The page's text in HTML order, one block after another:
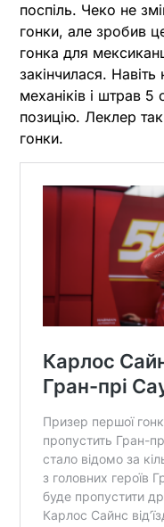
поспіль. Чеко не
гонки, але зробив
гонка для
закінчилася. Навіть
механіків і штрав
позицію. Леклер
гонки.